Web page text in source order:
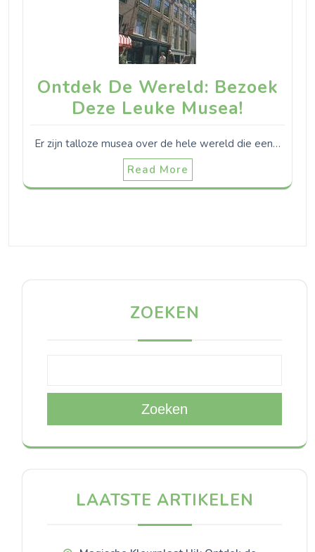
Ontdek De Wereld: Bezoek
Deze Leuke Musea!
Er zijn talloze musea over de hele wereld die een…
Read More
ZOEKEN
Zoeken
LAATSTE ARTIKELEN